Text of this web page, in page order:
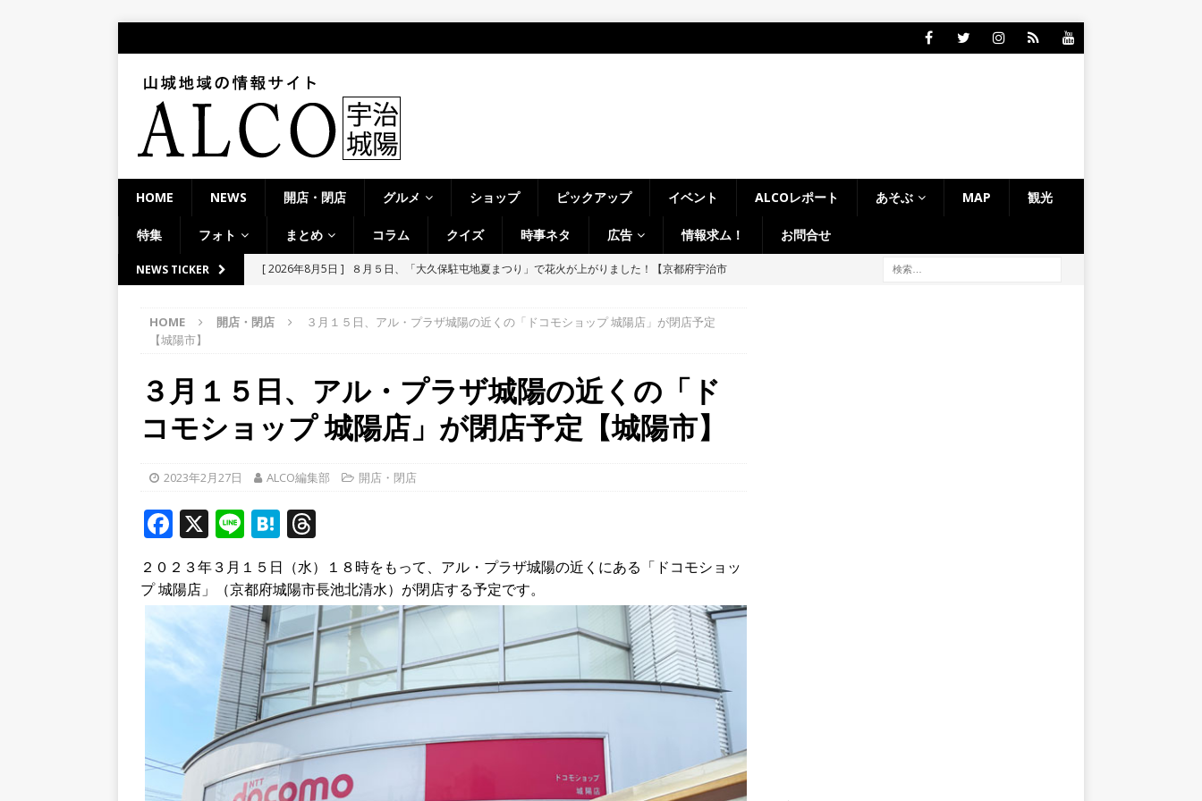
HOME NEWS 開店・閉店 グルメ ショップ ピックアップ イベント ALCOレポート あそぶ MAP 観光
特集 フォト まとめ コラム クイズ 時事ネタ 広告 情報求ム！ お問合せ
NEWS TICKER [ 2026年8月4日 ]
石清水八幡宮の門前「やわた走井餅老舗」で、ひんやり美味しいかき氷「走井
[ 2026年8月4日 ] 宇治淀線の「麺処 森元 久御山店」があった建物が解体されてる。過去には「ラ
[ 2026年8月3日 ]
近鉄小倉駅前の「ニンテンドーミュージアム」、累計来館者数が１００万人突
破してる！【京都府宇治市】
NEWS
り上がりそう！【京田辺市・宇治市・木津川市・宇治田原町・八幡市・南山城村など】
ト
[ 2026年8月5日 ]
／２０２６】
時事ネタ
HOME 開店・閉店
３月１５日、アル・プラザ城陽の近くの「ドコモショップ 城陽店」が閉店予定
【城陽市】
３月１５日、アル・プラザ城陽の近くの「ド
コモショップ 城陽店」が閉店予定【城陽市】
2023年2月27日 ALCO編集部 開店・閉店
F
a
c
e
b
o
o
X Li
n
e
H
at
e
n
a
h
r
e
a
d
s
２０２３年３月１５日（水）１８時をもって、アル・プラザ城陽の近くにある「ドコモショッ
プ 城陽店」（京都府城陽市長池北清水）が閉店する予定です。